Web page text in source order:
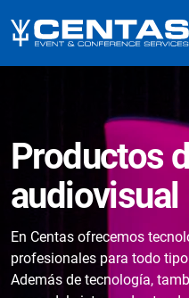
Productos
audiovisual
En Centas ofrecemos
profesionales para todo
Además de tecnología,